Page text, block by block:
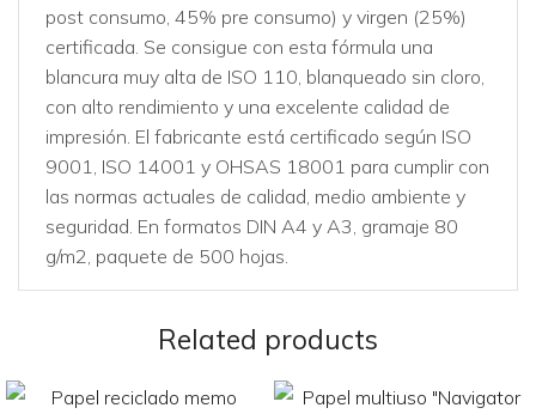
post consumo, 45% pre consumo) y virgen (25%)
certificada. Se consigue con esta fórmula una
blancura muy alta de ISO 110, blanqueado sin cloro,
con alto rendimiento y una excelente calidad de
impresión. El fabricante está certificado según ISO
9001, ISO 14001 y OHSAS 18001 para cumplir con
las normas actuales de calidad, medio ambiente y
seguridad. En formatos DIN A4 y A3, gramaje 80
g/m2, paquete de 500 hojas.
Related products